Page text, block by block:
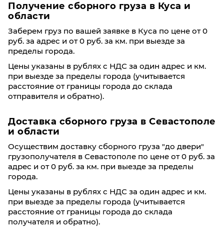
Получение сборного груза в Куса и
области
Заберем груз по вашей заявке в Куса по цене от 0
руб. за адрес и от 0 руб. за км. при выезде за
пределы города.
Цены указаны в рублях с НДС за один адрес и км.
при выезде за пределы города (учитывается
расстояние от границы города до склада
отправителя и обратно).
Доставка сборного груза в Севастополе
и области
Осуществим доставку сборного груза "до двери"
грузополучателя в Севастополе по цене от 0 руб. за
адрес и от 0 руб. за км. при выезде за пределы
города.
Цены указаны в рублях с НДС за один адрес и км.
при выезде за пределы города (учитывается
расстояние от границы города до склада
получателя и обратно).